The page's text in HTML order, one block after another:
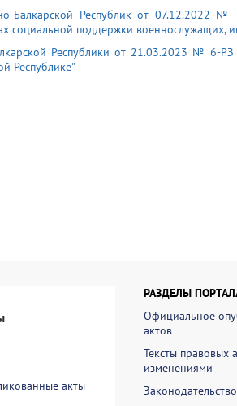
Балкарской Республик от 07.12.2022
социальной поддержки военнослужащих,
Республики от 21.03.2023 № 6-
Республике"
акты
РАЗДЕЛЫ
Официальное
актов
Тексты правовых
изменениями